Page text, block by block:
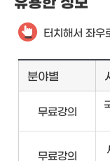
터치해서 좌우
분야별
무료강의
무료강의